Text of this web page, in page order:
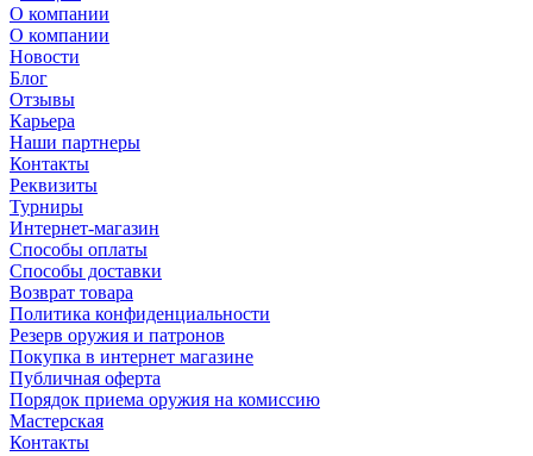
О компании
О компании
Новости
Блог
Отзывы
Карьера
Наши партнеры
Контакты
Реквизиты
Турниры
Интернет-магазин
Способы оплаты
Способы доставки
Возврат товара
Политика конфиденциальности
Резерв оружия и патронов
Покупка в интернет магазине
Публичная оферта
Порядок приема оружия на комиссию
Мастерская
Контакты